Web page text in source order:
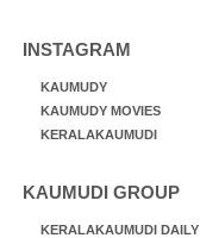
INSTAGRAM
KAUMUDY
KAUMUDY MOVIES
KERALAKAUMUDI
KAUMUDI GROUP
KERALAKAUMUDI DAILY